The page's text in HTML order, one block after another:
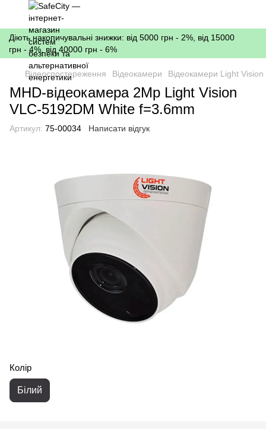
Діють накопичувальні знижки: від 5000 грн - 2%, від 15000
грн - 4%, від 40000 грн - 6%
Відеоспостереження Відеокамери Відеокамери Light Vision
MHD-відеокамера 2Mp Light Vision
VLC-5192DM White f=3.6mm
Артикул: 75-00034 Написати відгук
Колір
Білий